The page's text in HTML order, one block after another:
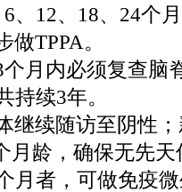
、12、18、24个
TPPA。
月内必须复查脑
持续3年。
继续随访至阴性
月龄，确保无先
月者，可做免疫